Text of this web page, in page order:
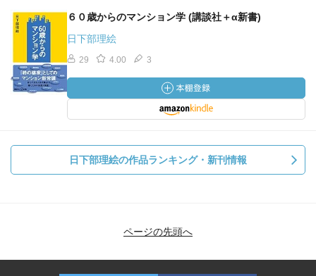
６０歳からのマンション学 (講談社＋α新書)
日下部理絵
29 4.00 3
日下部理絵の作品ランキング・新刊情報
ページの先頭へ